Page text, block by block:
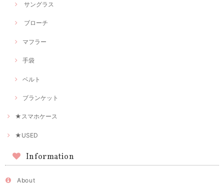
サングラス
ブローチ
マフラー
手袋
ベルト
ブランケット
★スマホケース
★USED
Information
About